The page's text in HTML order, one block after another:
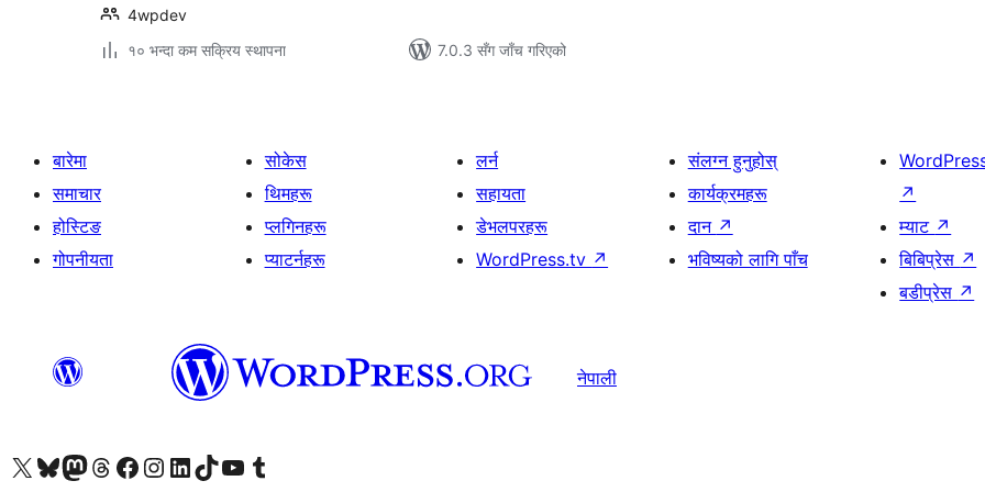
4wpdev
१० भन्दा कम सक्रिय स्थापना
7.0.3 सँग जाँच गरिएको
बारेमा
समाचार
होस्टिङ
गोपनीयता
सोकेस
थिमहरू
प्लगिनहरू
प्याटर्नहरू
लर्न
सहायता
डेभलपरहरू
WordPress.tv ↗
संलग्न हुनुहोस्
कार्यक्रमहरू
दान ↗
भविष्यको लागि पाँच
↗
म्याट ↗
बिबिप्रेस ↗
बडीप्रेस ↗
नेपाली
हाम्रो X (पहिले ट्विटर) खातामा जानुहोस्
हाम्रो Bluesky खाता भ्रमण गर्नुहोस्
हाम्रो म्यास्टोडन खाता भ्रमण गर्नुहोस्
हाम्रो थ्रेड्स खातामा जानुहोस्
हाम्रो फेसबुक पेजमा जानुहोस्
हाम्रो इन्स्टाग्राम खातामा जानुहोस्
हाम्रो लिङ्क्डइन खातामा जानुहोस्
हाम्रो TikTok खाता भ्रमण गर्नुहोस्
हाम्रो युट्युब च्यानलमा जानुहोस्
हाम्रो टम्बलर खाता भ्रमण गर्नुहोस्